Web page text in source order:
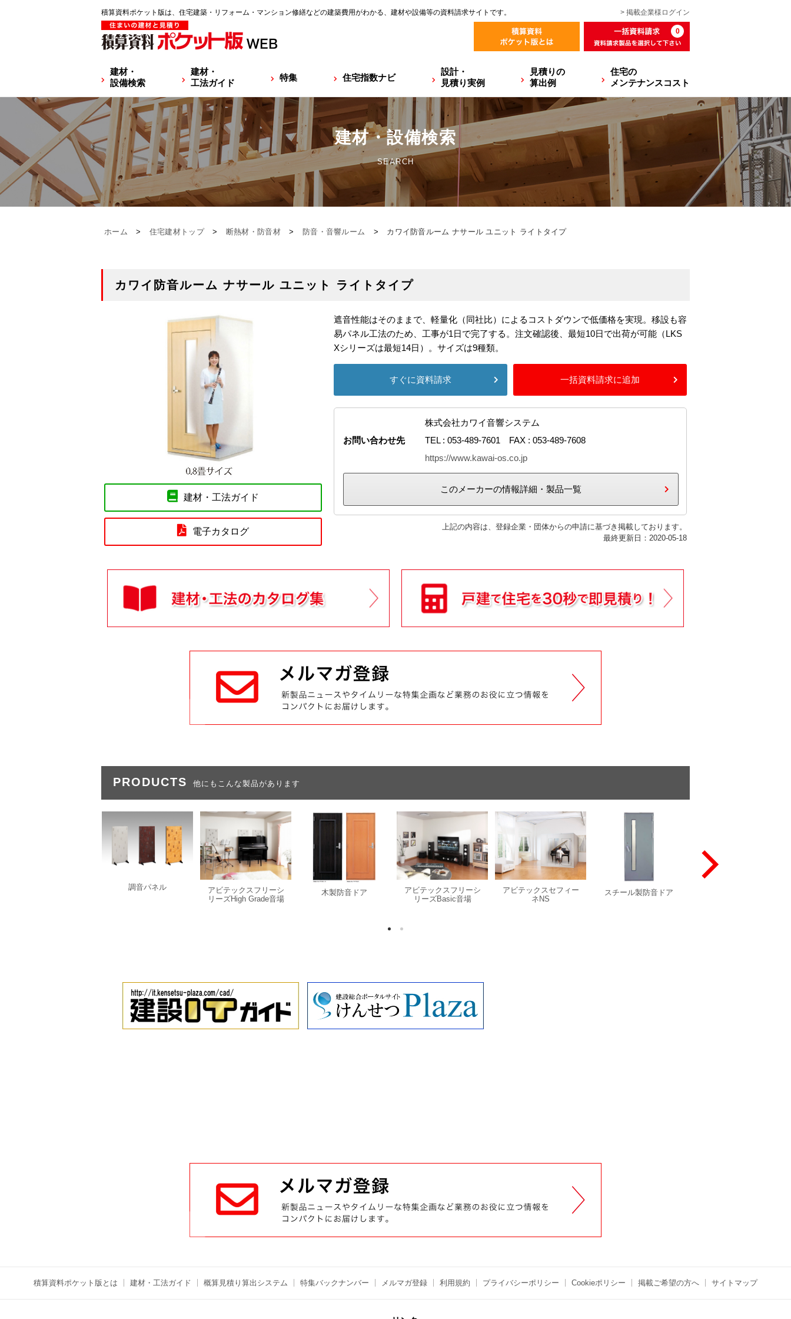
積算資料ポケット版は、住宅建築・リフォーム・マンション修繕などの建築費用がわかる、建材や設備等の資料請求サイトです。 > 掲載企業様 ログイン
0
建材・
設備検索
建材・
工法ガイド
特集 住宅指数ナビ
設計・
見積り実例
見積りの
算出例
住宅の
メンテナンスコスト
建材・設備検索
SEARCH
ホーム > 住宅建材トップ > 断熱材・防音材 > 防音・音響ルーム > カワイ防音ルーム ナサール ユニット ライトタイプ
カワイ防音ルーム ナサール ユニット ライトタイプ
建材・工法ガイド
電子カタログ
遮音性能はそのままで、軽量化（同社比）によるコストダウンで低価格を実現。移設も容
易パネル工法のため、工事が1日で完了する。注文確認後、最短10日で出荷が可能（LKS
Xシリーズは最短14日）。サイズは9種類。
すぐに資料請求 一括資料請求に追加
お問い合わせ先
株式会社カワイ音響システム
TEL : 053-489-7601 FAX : 053-489-7608
https://www.kawai-os.co.jp
このメーカーの情報詳細・製品一覧
上記の内容は、登録企業・団体からの申請に基づき掲載しております。
最終更新日：2020-05-18
PRODUCTS 他にもこんな製品があります
調音パネル
アビテックスフリーシ
リーズHigh Grade音場
木製防音ドア
アビテックスフリーシ
リーズBasic音場
アビテックスセフィー
ネNS
スチール製防音ドア
積算資料ポケット版とは 建材・工法ガイド 概算見積り算出システム 特集バックナンバー メルマガ登録 利用規約 プライバシーポリシー Cookieポリシー 掲載ご希望の方へ サイトマップ